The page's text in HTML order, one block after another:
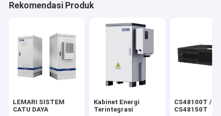
Rekomendasi Produk
LEMARI SISTEM
CATU DAYA
Kabinet Energi
Terintegrasi
CS48100T /
CS48150T